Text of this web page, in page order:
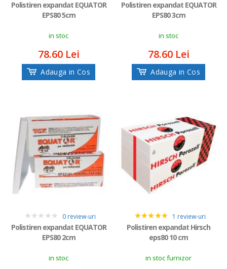
0
Polistiren expandat EQUATOR
EPS80 5cm
in stoc
78.60 Lei
Adauga in Cos
0
Polistiren expandat EQUATOR
EPS80 3cm
in stoc
78.60 Lei
Adauga in Cos
0
0 review-uri
Polistiren expandat EQUATOR
EPS80 2cm
in stoc
5
1 review-uri
Polistiren expandat Hirsch
eps80 10 cm
in stoc furnizor